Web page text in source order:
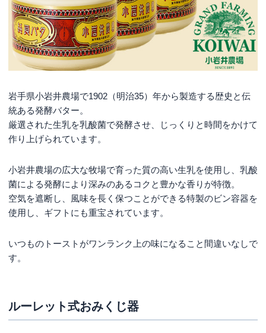
岩手県小岩井農場で1902（明治35）年から製造する歴史と伝
統ある発酵バター。
厳選された生乳を乳酸菌で発酵させ、じっくりと時間をかけて
作り上げられています。
小岩井農場の広大な牧場で育った質の高い生乳を使用し、乳酸
菌による発酵により深みのあるコクと豊かな香りが特徴。
空気を遮断し、風味を長く保つことができる特製のビン容器を
使用し、ギフトにも重宝されています。
いつものトーストがワンランク上の味になること間違いなしで
す。
ルーレット式おみくじ器